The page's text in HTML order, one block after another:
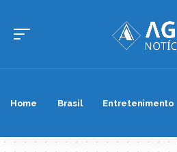
Home Brasil Entretenimento